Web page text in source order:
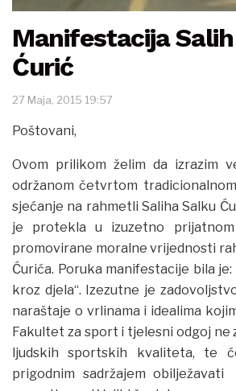
Manifestacija
Ćurić
27 Maja, 2015 19:57
Poštovani,
Ovom prilikom želim da izrazim
održanom četvrtom
sjećanje na rahmetli Saliha Salku
je protekla u izuzetno
promovirane moralne vrijednosti
Ćurića. Poruka manifestacije bila je:
kroz djela“. Izezutne je
naraštaje o vrlinama i idealima
Fakultet za sport i tjelesni odgoj ne
ljudskih sportskih kvaliteta, te
prigodnim sadržajem